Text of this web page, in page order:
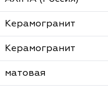
Керамогранит
Керамогранит
матовая